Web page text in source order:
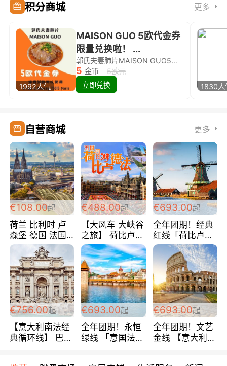
积分商城 更多
1992人气
MAISON GUO 5欧代金券
限量兑换啦！ ...
郭氏夫妻肺片MAISON GUO5欧代金券限量兑换啦！
5 金币
5欧元
立即兑换
1830人
自营商城 更多
€108.00起
荷兰 比利时 卢
森堡 德国 法国
超爽玩遍西欧 循
环线 全程四星宾
馆 108欧/人/天
€488.00起
【大风车 大峡谷
之旅】 荷比卢德
法 巴黎上下 经
典五国四日游
488欧/人
€693.00起
全年团期！经典
红线「荷比卢德
法」七天循环 五
国 仅售99欧/人/
天！巴黎上下！
包拼房~
€756.00起
【意大利南法经
典循环线】 巴黎
€693.00起
全年团期！永恒
绿线 「意国法
€693.00起
全年团期！文艺
金线 【意大利一